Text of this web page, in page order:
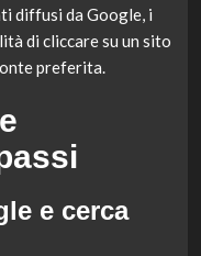
diffusi da Google, i
di cliccare su un sito
preferita.
e cerca